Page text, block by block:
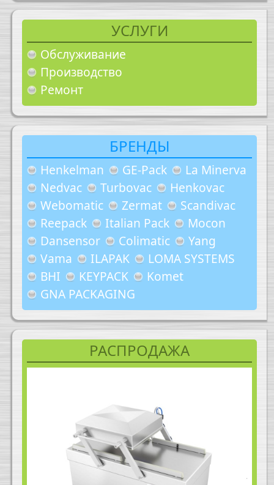
УСЛУГИ
Обслуживание
Производство
Ремонт
БРЕНДЫ
Henkelman GE-Pack
La Minerva
Nedvac
Turbovac
Henkovac
Webomatic
Zermat
Scandivac
Reepack
Italian Pack
Mocon
Dansensor
Colimatic
Yang
Vama
ILAPAK
LOMA SYSTEMS
BHI
KEYPACK
Komet
GNA PACKAGING
РАСПРОДАЖА